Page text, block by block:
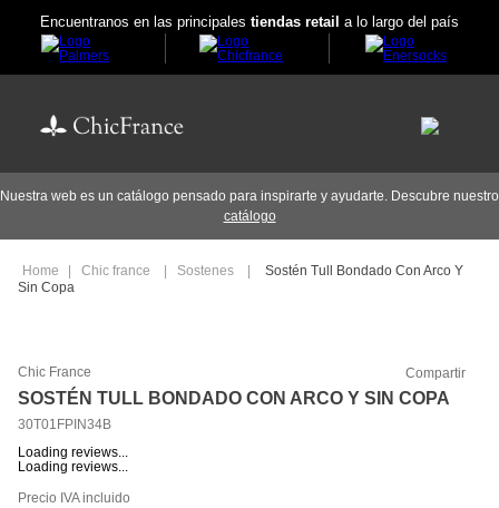
Encuentranos en las principales tiendas retail a lo largo del país
Nuestra web es un catálogo pensado para inspirarte y ayudarte. Descubre nuestro
catálogo
Chic france Sostenes
Sostén Tull Bondado Con Arco Y
Sin Copa
Chic France Compartir
SOSTÉN TULL BONDADO CON ARCO Y SIN COPA
30T01FPIN34B
Loading reviews...
Loading reviews...
Precio IVA incluido